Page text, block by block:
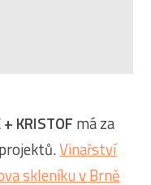
+ KRISTOF má za
Vinařství
skleníku v Brně